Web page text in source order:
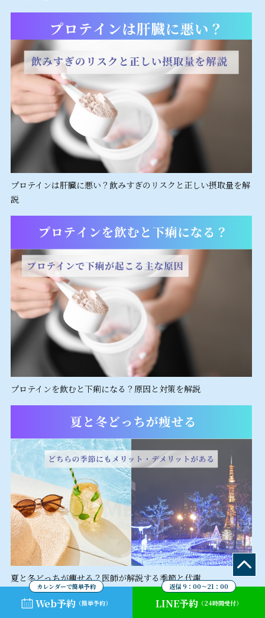
プロテインは肝臓に悪い？飲みすぎのリスクと正しい摂取量を解
説
プロテインを飲むと下痢になる？原因と対策を解説
夏と冬どっちが痩せる？医師が解説する季節と代謝
カレンダーで簡単予約
Web予約 （簡単予約）
返信 9：00～21：00
LINE予約 （24時間受付）